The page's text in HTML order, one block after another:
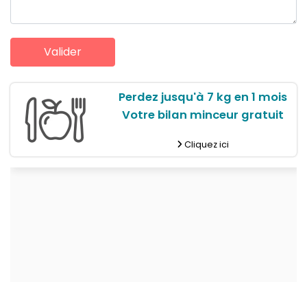
Perdez jusqu'à 7 kg en 1 mois
Votre bilan minceur gratuit
Cliquez ici